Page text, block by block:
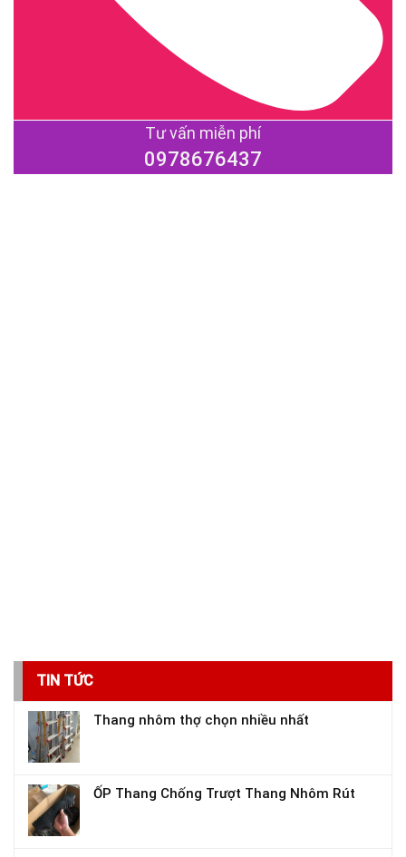
Tư vấn miễn phí
0978676437
TIN TỨC
Thang nhôm thợ chọn nhiều nhất
ỐP Thang Chống Trượt Thang Nhôm Rút